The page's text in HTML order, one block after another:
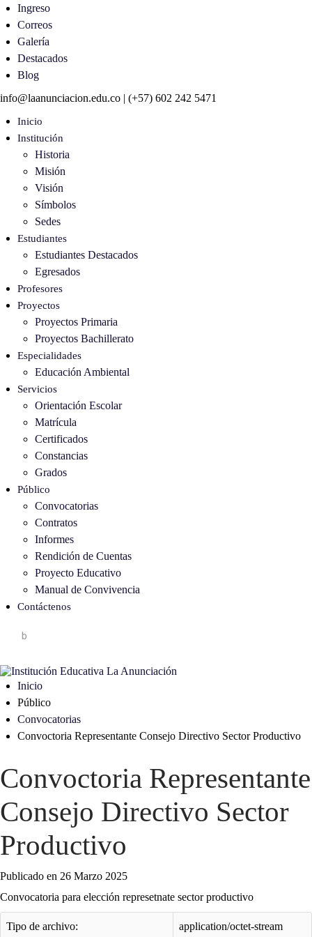
Ingreso
Correos
Galería
Destacados
Blog
info@laanunciacion.edu.co | (+57) 602 242 5471
Inicio
Institución
Historia
Misión
Visión
Símbolos
Sedes
Estudiantes
Estudiantes Destacados
Egresados
Profesores
Proyectos
Proyectos Primaria
Proyectos Bachillerato
Especialidades
Educación Ambiental
Servicios
Orientación Escolar
Matrícula
Certificados
Constancias
Grados
Público
Convocatorias
Contratos
Informes
Rendición de Cuentas
Proyecto Educativo
Manual de Convivencia
Contáctenos
Inicio
Público
Convocatorias
Convoctoria Representante Consejo Directivo Sector Productivo
Convoctoria Representante
Consejo Directivo Sector
Productivo
Publicado en 26 Marzo 2025
Convocatoria para elección represetnate sector productivo
Tipo de archivo: application/octet-stream